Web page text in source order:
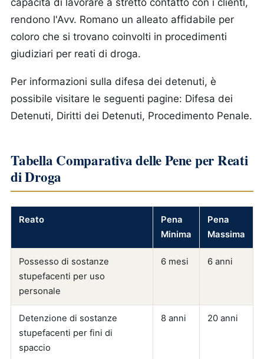
capacità di lavorare a stretto contatto con i clienti,
rendono l'Avv. Romano un alleato affidabile per
coloro che si trovano coinvolti in procedimenti
giudiziari per reati di droga.
Per informazioni sulla difesa dei detenuti, è
possibile visitare le seguenti pagine: Difesa dei
Detenuti, Diritti dei Detenuti, Procedimento Penale.
Tabella Comparativa delle Pene per Reati
di Droga
Reato
Pena
Minima
Pena
Massima
Possesso di sostanze
stupefacenti per uso
personale
6 mesi 6 anni
Detenzione di sostanze
stupefacenti per fini di
spaccio
8 anni 20 anni